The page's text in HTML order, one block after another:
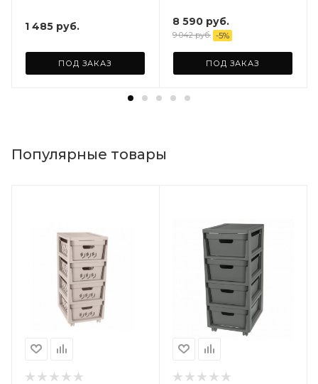
1 485 руб.
ПОД ЗАКАЗ
8 590 руб.
9 042руб. -5%
ПОД ЗАКАЗ
Популярные товары